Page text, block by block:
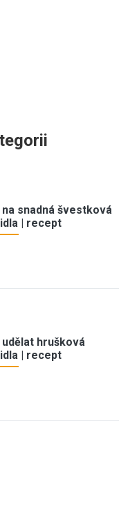
na snadná švestková
| recept
udělat hrušková
| recept